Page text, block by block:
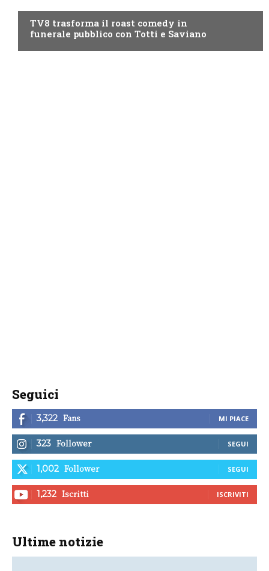
TV8 trasforma il roast comedy in
funerale pubblico con Totti e Saviano
Seguici
3,322 Fans MI PIACE
323 Follower SEGUI
1,002 Follower SEGUI
1,232 Iscritti ISCRIVITI
Ultime notizie